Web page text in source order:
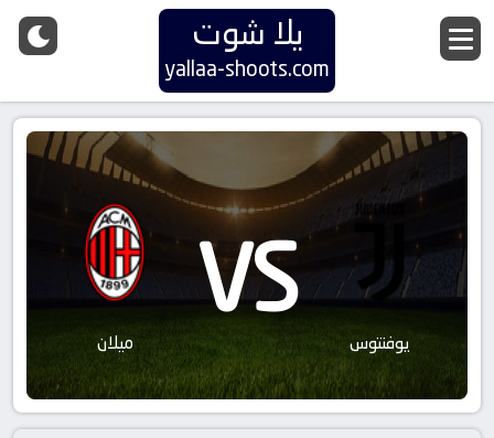
يلا شوت
yallaa-shoots.com
يوفنتوس VS ميلان